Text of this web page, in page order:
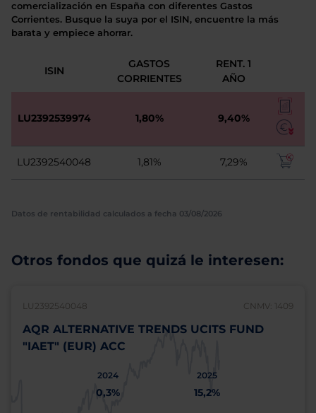
comercialización en España con diferentes Gastos
Corrientes. Busque la suya por el ISIN, encuentre la más
barata y empiece ahorrar.
ISIN
GASTOS
CORRIENTES
RENT. 1
AÑO
LU2392539974 1,80% 9,40%
LU2392540048 1,81% 7,29%
Datos de rentabilidad calculados a fecha 03/08/2026
Otros fondos que quizá le interesen:
LU2392540048 CNMV: 1409
AQR ALTERNATIVE TRENDS UCITS FUND
"IAET" (EUR) ACC
2024
0,3%
2025
15,2%